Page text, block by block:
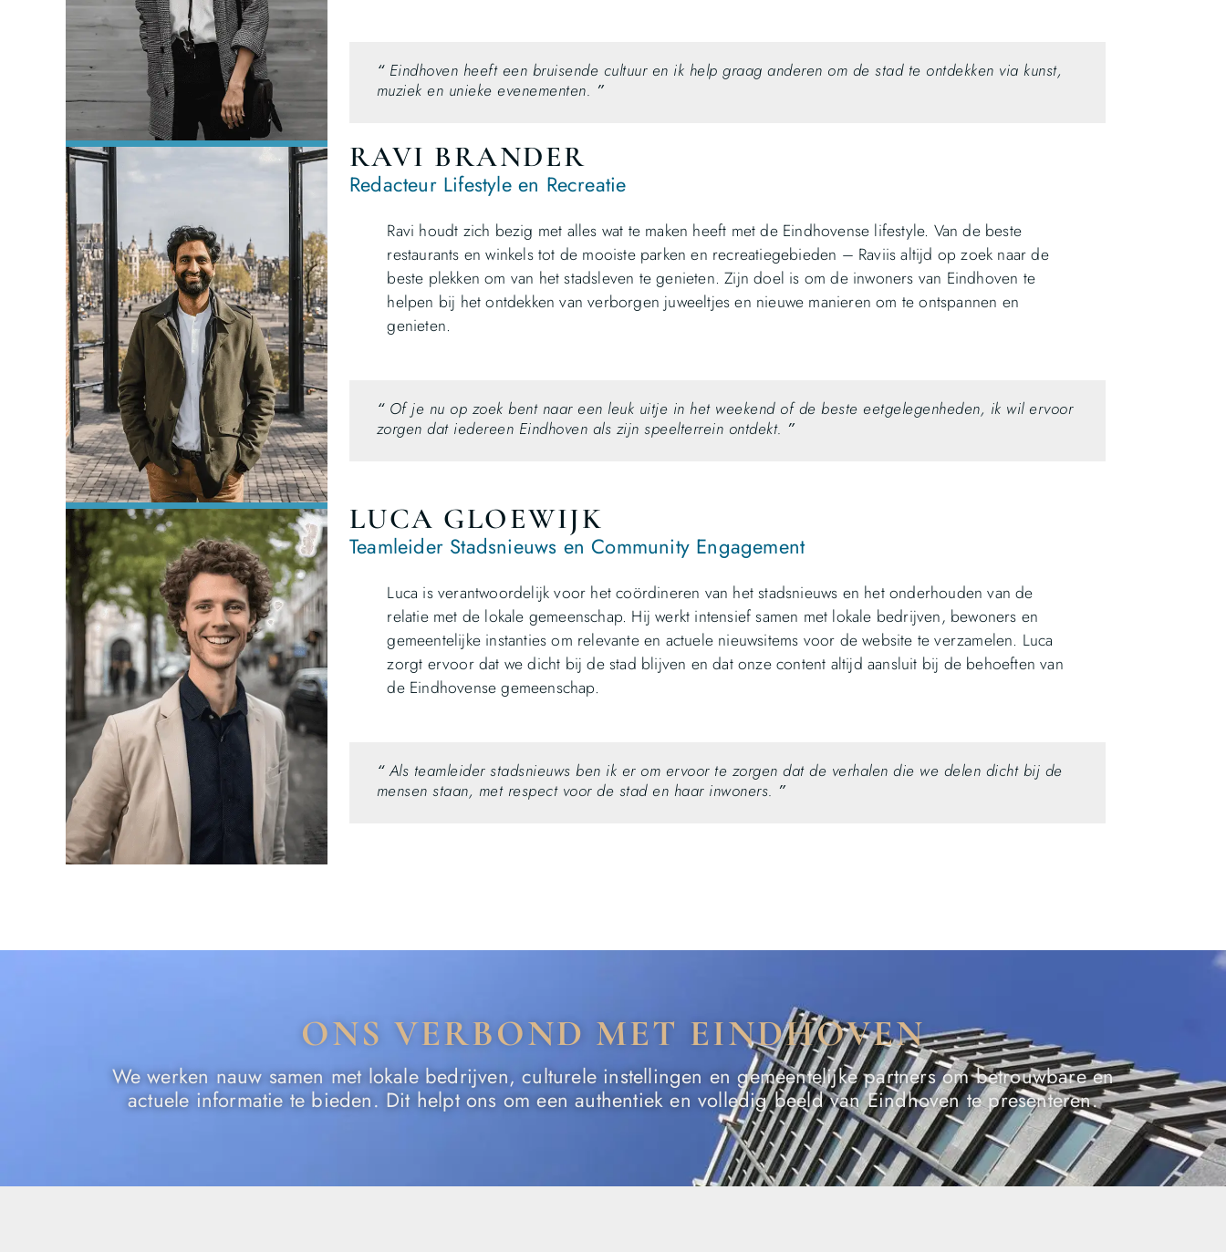
“ Eindhoven heeft een bruisende cultuur en ik help graag anderen om de stad te ontdekken via kunst,
muziek en unieke evenementen. ”
RAVI BRANDER
Redacteur Lifestyle en Recreatie
Ravi houdt zich bezig met alles wat te maken heeft met de Eindhovense lifestyle. Van de beste
restaurants en winkels tot de mooiste parken en recreatiegebieden – Raviis altijd op zoek naar de
beste plekken om van het stadsleven te genieten. Zijn doel is om de inwoners van Eindhoven te
helpen bij het ontdekken van verborgen juweeltjes en nieuwe manieren om te ontspannen en
genieten.
“ Of je nu op zoek bent naar een leuk uitje in het weekend of de beste eetgelegenheden, ik wil ervoor
zorgen dat iedereen Eindhoven als zijn speelterrein ontdekt. ”
LUCA GLOEWIJK
Teamleider Stadsnieuws en Community Engagement
Luca is verantwoordelijk voor het coördineren van het stadsnieuws en het onderhouden van de
relatie met de lokale gemeenschap. Hij werkt intensief samen met lokale bedrijven, bewoners en
gemeentelijke instanties om relevante en actuele nieuwsitems voor de website te verzamelen. Luca
zorgt ervoor dat we dicht bij de stad blijven en dat onze content altijd aansluit bij de behoeften van
de Eindhovense gemeenschap.
“Als teamleider stadsnieuws ben ik er om ervoor te zorgen dat de verhalen die we delen dicht bij de
mensen staan, met respect voor de stad en haar inwoners. ”
ONS VERBOND MET EINDHOVEN
We werken nauw samen met lokale bedrijven, culturele instellingen en gemeentelijke partners om betrouwbare en
actuele informatie te bieden. Dit helpt ons om een authentiek en volledig beeld van Eindhoven te presenteren.